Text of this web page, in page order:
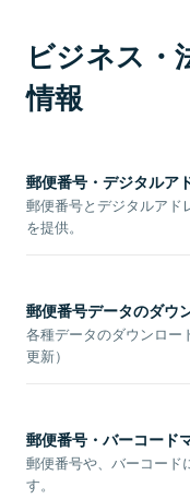
ビジネス・
情報
郵便番号・デジタルア
郵便番号とデジタルアド
を提供。
郵便番号データのダウ
各種データのダウンロー
更新）
郵便番号・バーコード
郵便番号や、バーコード
す。